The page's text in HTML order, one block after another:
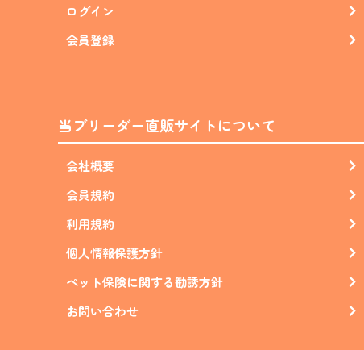
ログイン
会員登録
当ブリーダー直販サイトについて
会社概要
会員規約
利用規約
個人情報保護方針
ペット保険に関する勧誘方針
お問い合わせ